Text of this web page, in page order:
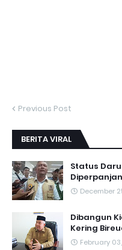
Previous Post
BERITA VIRAL
Status
December
Dibangun
Kering
February